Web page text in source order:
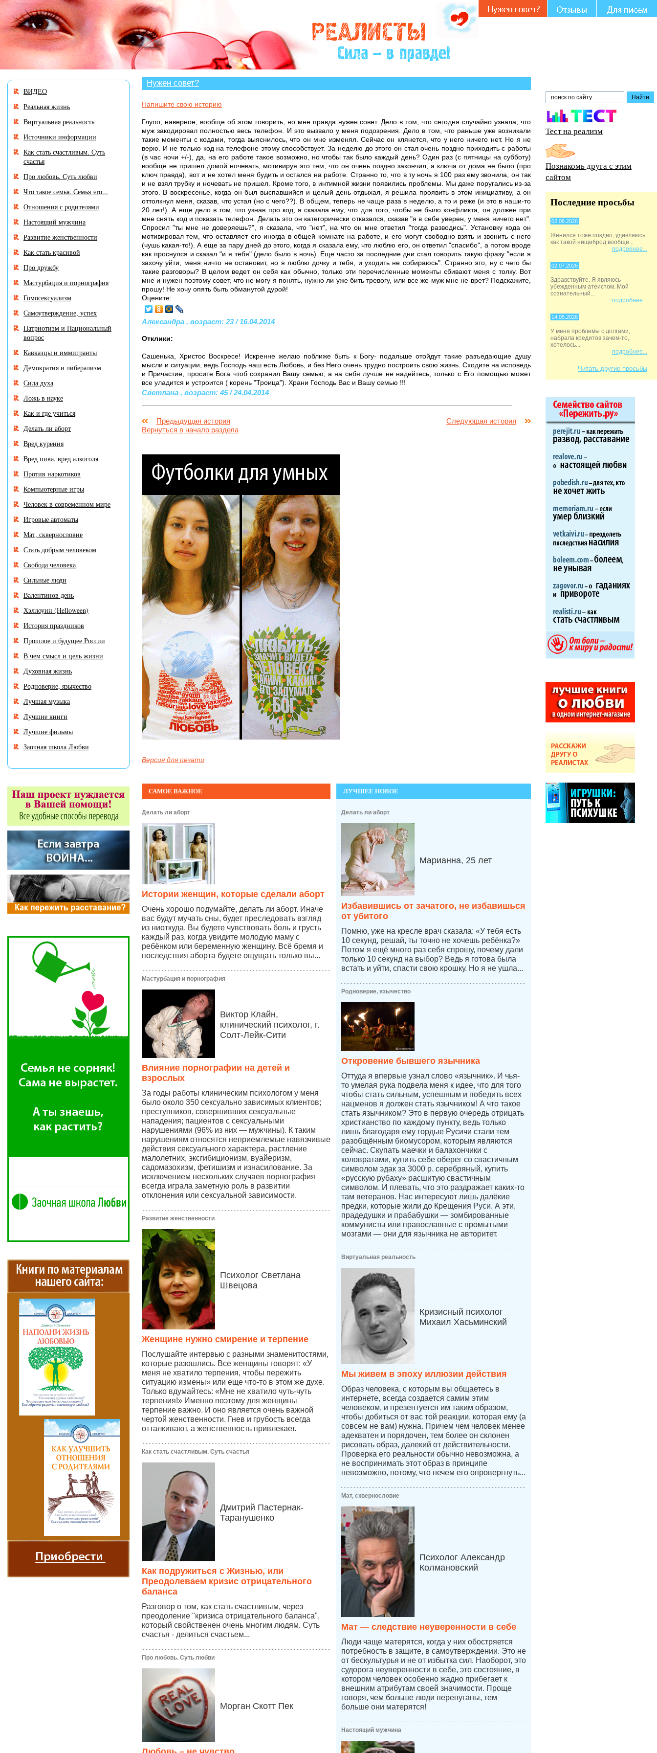
В разделе «Нужен совет?» много историй, авторы которых остро нуждаются в Вашем участии и совете.
Нужен совет?
Напишите свою историю
Глупо, наверное, вообще об этом говорить, но мне правда нужен совет. Дело в том, что сегодня случайно узнала, что
муж закодировал полностью весь телефон. И это вызвало у меня подозрения. Дело в том, что раньше уже возникали
такие моменты с кодами, тогда выяснилось, что он мне изменял. Сейчас он клянется, что у него ничего нет. Но я не
верю. И не только код на телефоне этому способствует. За неделю до этого он стал очень поздно приходить с работы
(в час ночи +/-), да, на его работе такое возможно, но чтобы так было каждый день? Один раз (с пятницы на субботу)
вообще не пришел домой ночевать, мотивируя это тем, что он очень поздно закончил, а ключа от дома не было (про
ключ правда), вот и не хотел меня будить и остался на работе. Странно то, что в ту ночь я 100 раз ему звонила, он так
и не взял трубку и ночевать не пришел. Кроме того, в интимной жизни появились проблемы. Мы даже поругались из-за
этого. В воскресенье, когда он был выспавшийся и целый день отдыхал, я решила проявить в этом инициативу, а он
оттолкнул меня, сказав, что устал (но с чего??). В общем, теперь не чаще раза в неделю, а то и реже (и это в наши-то
20 лет!). А еще дело в том, что узнав про код, я сказала ему, что для того, чтобы не было конфликта, он должен при
мне снять код и показать телефон. Делать это он категорически отказался, сказав "я в себе уверен, у меня ничего нет".
Спросил "ты мне не доверяешь?", я сказала, что "нет", на что он мне ответил "тогда разводись". Установку кода он
мотивировал тем, что оставляет его иногда в общей комнате на работе, и его могут свободно взять и звонить с него
(чушь какая-то!). А еще за пару дней до этого, когда я сказала ему, что люблю его, он ответил "спасибо", а потом вроде
как проснулся и сказал "и я тебя" (дело было в ночь). Еще часто за последние дни стал говорить такую фразу "если я
захочу уйти, меня ничто не остановит, но я люблю дочку и тебя, и уходить не собираюсь". Странно это, ну с чего бы
такие разговоры? В целом ведет он себя как обычно, только эти перечисленные моменты сбивают меня с толку. Вот
мне и нужен поэтому совет, что не могу я понять, нужно ли уже бить тревогу, или все же муж мне не врет? Подскажите,
прошу! Не хочу опять быть обманутой дурой!
Оцените:
Александра , возраст: 23 / 16.04.2014
Отклики:
Сашенька, Христос Воскресе! Искренне желаю поближе быть к Богу- подальше отойдут такие разъедающие душу
мысли и ситуации, ведь Господь наш есть Любовь, и без Него очень трудно построить свою жизнь. Сходите на исповедь
и Причастие, просите Бога чтоб сохранил Вашу семью, а на себя лучше не надейтесь, только с Его помощью может
все уладится и устроится ( корень "Троица"). Храни Господь Вас и Вашу семью !!!
Светлана , возраст: 45 / 24.04.2014
Предыдущая история
Следующая история
Вернуться в начало раздела
Версия для печати
САМОЕ ВАЖНОЕ
Делать ли аборт
Истории женщин, которые сделали аборт
Очень хорошо подумайте, делать ли аборт. Иначе
вас будут мучать сны, будет преследовать взгляд
из ниоткуда. Вы будете чувствовать боль и грусть
каждый раз, когда увидите молодую маму с
ребёнком или беременную женщину. Всё бремя и
последствия аборта будете ощущать только вы...
Мастурбация и порнография
Виктор Клайн,
клинический психолог, г.
Солт-Лейк-Сити
Влияние порнографии на детей и
взрослых
За годы работы клиническим психологом у меня
было около 350 сексуально зависимых клиентов;
преступников, совершивших сексуальные
нападения; пациентов с сексуальными
нарушениями (96% из них — мужчины). К таким
нарушениям относятся неприемлемые навязчивые
действия сексуального характера, растление
малолетних, эксгибиционизм, вуайеризм,
садомазохизм, фетишизм и изнасилование. За
исключением нескольких случаев порнография
всегда играла заметную роль в развитии
отклонения или сексуальной зависимости.
Развитие женственности
Психолог Светлана
Швецова
Женщине нужно смирение и терпение
Послушайте интервью с разными знаменитостями,
которые разошлись. Все женщины говорят: «У
меня не хватило терпения, чтобы пережить
ситуацию измены» или еще что-то в этом же духе.
Только вдумайтесь: «Мне не хватило чуть-чуть
терпения!» Именно поэтому для женщины
терпение важно. И оно является очень важной
чертой женственности. Гнев и грубость всегда
отталкивают, а женственность привлекает.
Как стать счастливым. Суть счастья
Дмитрий Пастернак-
Таранушенко
Как подружиться с Жизнью, или
Преодолеваем кризис отрицательного
баланса
Разговор о том, как стать счастливым, через
преодоление "кризиса отрицательного баланса",
который свойственен очень многим людям. Суть
счастья - делиться счастьем...
Про любовь. Суть любви
Морган Скотт Пек
ЛУЧШЕЕ НОВОЕ
Делать ли аборт
Марианна, 25 лет
Избавившись от зачатого, не избавишься
от убитого
Помню, уже на кресле врач сказала: «У тебя есть
10 секунд, решай, ты точно не хочешь ребёнка?»
Потом я ещё много раз себя спрошу, почему дали
только 10 секунд на выбор? Ведь я готова была
встать и уйти, спасти свою крошку. Но я не ушла...
Родноверие, язычество
Откровение бывшего язычника
Оттуда я впервые узнал слово «язычник». И чья-
то умелая рука подвела меня к идее, что для того
чтобы стать сильным, успешным и победить всех
нацменов я должен стать язычником! А что такое
стать язычником? Это в первую очередь отрицать
христианство по каждому пункту, ведь только
лишь благодаря ему гордые Русичи стали тем
разобщённым биомусором, которым являются
сейчас. Скупать маечки и балахончики с
коловратами, купить себе оберег со свастичным
символом эдак за 3000 р. серебряный, купить
«русскую рубаху» расшитую свастичным
символом. И плевать, что это раздражает каких-то
там ветеранов. Нас интересуют лишь далёкие
предки, которые жили до Крещения Руси. А эти,
прадедушки и прабабушки — зомбированные
коммунисты или православные с промытыми
мозгами — они для язычника не авторитет.
Виртуальная реальность
Кризисный психолог
Михаил Хасьминский
Мы живем в эпоху иллюзии действия
Образ человека, с которым вы общаетесь в
интернете, всегда создается самим этим
человеком, и презентуется им таким образом,
чтобы добиться от вас той реакции, которая ему (а
совсем не вам) нужна. Причем чем человек менее
адекватен и порядочен, тем более он склонен
рисовать образ, далекий от действительности.
Проверка его реальности обычно невозможна, а
не воспринимать этот образ в принципе
невозможно, потому, что нечем его опровергнуть...
Мат, сквернословие
Психолог Александр
Колмановский
Мат — следствие неуверенности в себе
Люди чаще матерятся, когда у них обостряется
потребность в защите, в самоутверждении. Это не
от бескультурья и не от избытка сил. Наоборот, это
судорога неуверенности в себе, это состояние, в
котором человек особенно жадно прибегает к
внешним атрибутам своей значимости. Проще
говоря, чем больше люди перепуганы, тем
больше они матерятся!
Настоящий мужчина
ВИДЕО
Реальная жизнь
Виртуальная реальность
Источники информации
Как стать счастливым. Суть
счастья
Про любовь. Суть любви
Что такое семья. Семья это...
Отношения с родителями
Настоящий мужчина
Развитие женственности
Как стать красивой
Про дружбу
Мастурбация и порнография
Гомосексуализм
Самоутверждение, успех
Патриотизм и Национальный
вопрос
Кавказцы и иммигранты
Демократия и либерализм
Сила духа
Ложь в науке
Как и где учиться
Делать ли аборт
Вред курения
Вред пива, вред алкоголя
Против наркотиков
Компьютерные игры
Человек в современном мире
Игровые автоматы
Мат, сквернословие
Стать добрым человеком
Свобода человека
Сильные люди
Валентинов день
Хэллоуин (Helloween)
История праздников
Прошлое и будущее России
В чем смысл и цель жизни
Духовная жизнь
Родноверие, язычество
Лучшая музыка
Лучшие книги
Лучшие фильмы
Заочная школа Любви
Тест на реализм
Познакомь друга с этим
сайтом
Последние просьбы
02.08.2026
Женился тоже поздно, удивляюсь
как такой нищеброд вообще...
подробнее...
02.07.2026
Здравствуйте. Я являюсь
убежденным атеистом. Мой
сознательный...
подробнее...
14.05.2026
У меня проблемы с долгами,
набрала кредитов зачем-то,
хотелось...
подробнее...
Читать другие просьбы